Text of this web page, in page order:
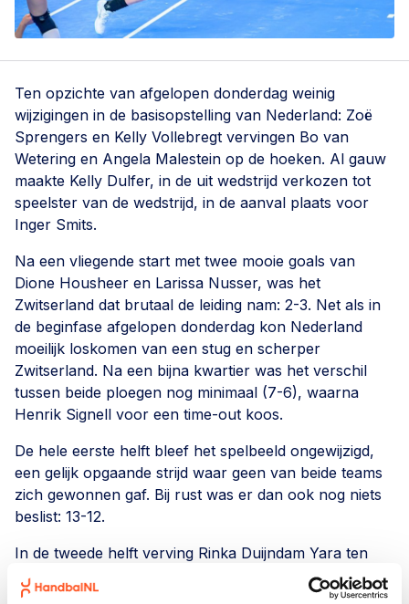
Ten opzichte van afgelopen donderdag weinig
wijzigingen in de basisopstelling van Nederland: Zoë
Sprengers en Kelly Vollebregt vervingen Bo van
Wetering en Angela Malestein op de hoeken. Al gauw
maakte Kelly Dulfer, in de uit wedstrijd verkozen tot
speelster van de wedstrijd, in de aanval plaats voor
Inger Smits.
Na een vliegende start met twee mooie goals van
Dione Housheer en Larissa Nusser, was het
Zwitserland dat brutaal de leiding nam: 2-3. Net als in
de beginfase afgelopen donderdag kon Nederland
moeilijk loskomen van een stug en scherper
Zwitserland. Na een bijna kwartier was het verschil
tussen beide ploegen nog minimaal (7-6), waarna
Henrik Signell voor een time-out koos.
De hele eerste helft bleef het spelbeeld ongewijzigd,
een gelijk opgaande strijd waar geen van beide teams
zich gewonnen gaf. Bij rust was er dan ook nog niets
beslist: 13-12.
In de tweede helft verving Rinka Duijndam Yara ten
Holte onder de lat. Tevens paste Zwitserland een
bekende tactiek toe: de 7 tegen 6 aanval. Dit pakte